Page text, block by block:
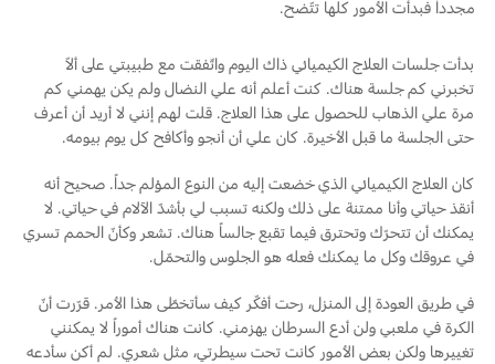
مجدداً فبدأت الأمور كلها تتّضح.
بدأت جلسات العلاج الكيميائي ذاك اليوم واتّفقت مع طبيبتي على ألاّ
تخبرني كم جلسة هناك. كنت أعلم أنه علي النضال ولم يكن يهمني كم
مرة علي الذهاب للحصول على هذا العلاج. قلت لهم إنني لا أريد أن أعرف
حتى الجلسة ما قبل الأخيرة. كان علي أن أنجو وأكافح كل يوم بيومه.
كان العلاج الكيميائي الذي خضعت إليه من النوع المؤلم جداً. صحيح أنه
أنقذ حياتي وأنا ممتنة على ذلك ولكنه تسبب لي بأشدّ الآلام في حياتي. لا
يمكنك أن تتحرّك وتحترق فيما تقبع جالساً هناك. تشعر وكأنّ الحمم تسري
في عروقك وكل ما يمكنك فعله هو الجلوس والتحمّل.
في طريق العودة إلى المنزل، رحت أفكّر كيف سأتخطّى هذا الأمر. قرّرت أنّ
الكرة في ملعبي ولن أدع السرطان يهزمني. كانت هناك أموراً لا يمكنني
تغييرها ولكن بعض الأمور كانت تحت سيطرتي، مثل شعري. لم أكن سأدعه